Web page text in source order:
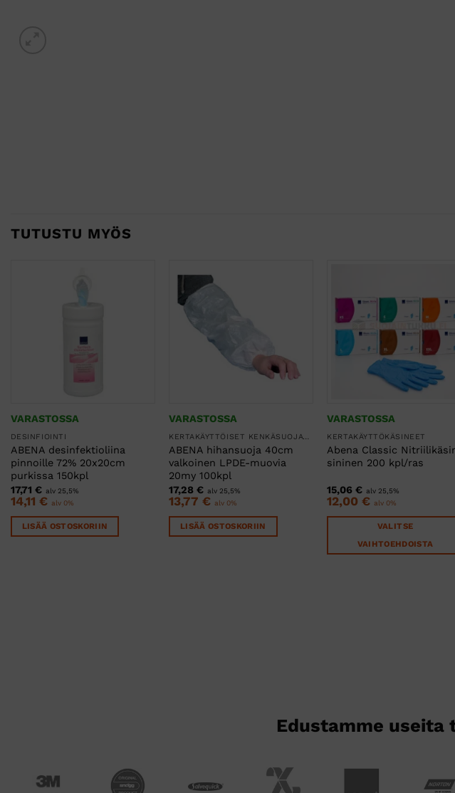
TUTUSTU MYÖS
VARASTOSSA
DESINFIOINTI
ABENA desinfektioliina
pinnoille 72% 20x20cm
purkissa 150kpl
17,71 € alv 25,5%
14,11 € alv 0%
LISÄÄ OSTOSKORIIN
VARASTOSSA
KERTAKÄYTTÖISET KENKÄSUOJAT JA HIHASUOJAT
ABENA hihansuoja 40cm
valkoinen LPDE-muovia
20my 100kpl
17,28€ alv 25,5%
13,77€ alv 0%
LISÄÄ OSTOSKORIIN
VARASTOSSA
KERTAKÄYTTÖKÄSINEET
Abena Classic
sininen 200 kpl/ras
15,06€ alv 25,5%
12,00€ alv 0%
VALITSE
VAIHTOEHDOISTA
Edustamme